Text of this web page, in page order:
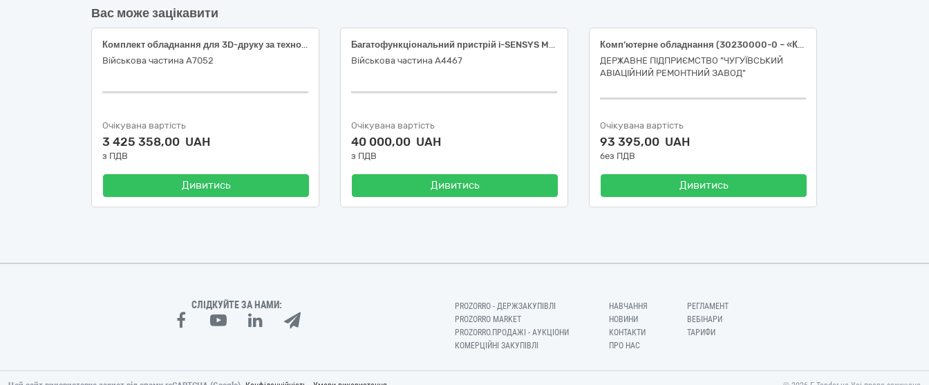
Вас може зацікавити
Комплект обладнання для 3D-друку за технологією SLS (Selective Laser Sintering)
Військова частина А7052
Очікувана вартість
3 425 358,00 UAH
з ПДВ
Дивитись
Багатофункціональний пристрій i-SENSYS MF3010 Canon (5252В004), 30230000-0 Комп'ютерне обладнання за ДК 021:2015 Єдиного закупівельного словника
Військова частина А4467
Очікувана вартість
40 000,00 UAH
з ПДВ
Дивитись
Комп’ютерне обладнання (30230000-0 – «Комп’ютерне обладнання»)
ДЕРЖАВНЕ ПІДПРИЄМСТВО "ЧУГУЇВСЬКИЙ
АВІАЦІЙНИЙ РЕМОНТНИЙ ЗАВОД"
Очікувана вартість
93 395,00 UAH
без ПДВ
Дивитись
СЛІДКУЙТЕ ЗА НАМИ:
PROZORRO - ДЕРЖЗАКУПІВЛІ
PROZORRO MARKET
PROZORRO.ПРОДАЖІ - АУКЦІОНИ
КОМЕРЦІЙНІ ЗАКУПІВЛІ
НАВЧАННЯ
НОВИНИ
КОНТАКТИ
ПРО НАС
РЕГЛАМЕНТ
ВЕБІНАРИ
ТАРИФИ